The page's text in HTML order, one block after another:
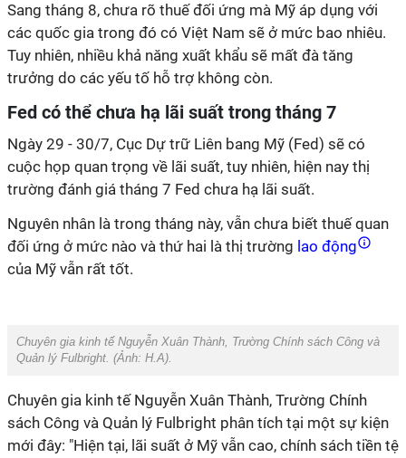
Sang tháng 8, chưa rõ thuế đối ứng mà Mỹ áp dụng với
các quốc gia trong đó có Việt Nam sẽ ở mức bao nhiêu.
Tuy nhiên, nhiều khả năng xuất khẩu sẽ mất đà tăng
trưởng do các yếu tố hỗ trợ không còn.
Fed có thể chưa hạ lãi suất trong tháng 7
Ngày 29 - 30/7, Cục Dự trữ Liên bang Mỹ (Fed) sẽ có
cuộc họp quan trọng về lãi suất, tuy nhiên, hiện nay thị
trường đánh giá tháng 7 Fed chưa hạ lãi suất.
Nguyên nhân là trong tháng này, vẫn chưa biết thuế quan
đối ứng ở mức nào và thứ hai là thị trường lao động
của Mỹ vẫn rất tốt.
Chuyên gia kinh tế Nguyễn Xuân Thành, Trường Chính sách Công và
Quản lý Fulbright. (Ảnh: H.A).
Chuyên gia kinh tế Nguyễn Xuân Thành, Trường Chính
sách Công và Quản lý Fulbright phân tích tại một sự kiện
mới đây: "Hiện tại, lãi suất ở Mỹ vẫn cao, chính sách tiền tệ